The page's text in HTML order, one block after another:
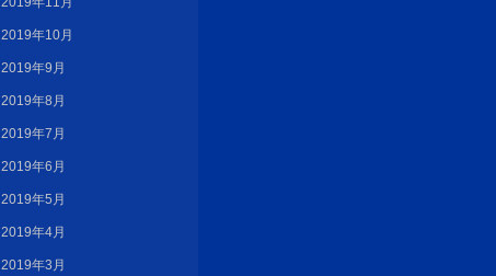
2019年10月
2019年9月
2019年8月
2019年7月
2019年6月
2019年5月
2019年4月
2019年3月